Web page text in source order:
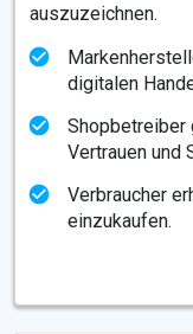
auszuzeichnen.
digitalen
Shopbetreiber
Vertrauen und
Verbraucher
einzukaufen.